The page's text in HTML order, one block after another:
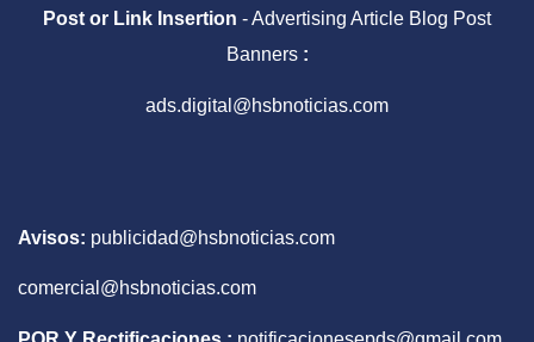
Post or Link Insertion - Advertising Article Blog Post
Banners :
ads.digital@hsbnoticias.com
Avisos: publicidad@hsbnoticias.com
comercial@hsbnoticias.com